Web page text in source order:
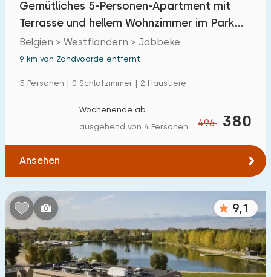
Einfamilienhaus
Ferienbauernhof
Villa
Ferienwohnung
Tiny house
Kindermöbel
Eingezäunter Garten 0
Spielgeräte im Garten 0
Hallenbad 0
Gemütliches 5-Personen-Apartment mit
Terrasse und hellem Wohnzimmer im Park
nahe Jabbeke-S
Belgien > Westflandern > Jabbeke
9 km von Zandvoorde entfernt
5 Personen | 0 Schlafzimmer | 2 Haustiere
496 380
Wochenende ab
ausgehend von 4 Personen
Ansehen
9,1